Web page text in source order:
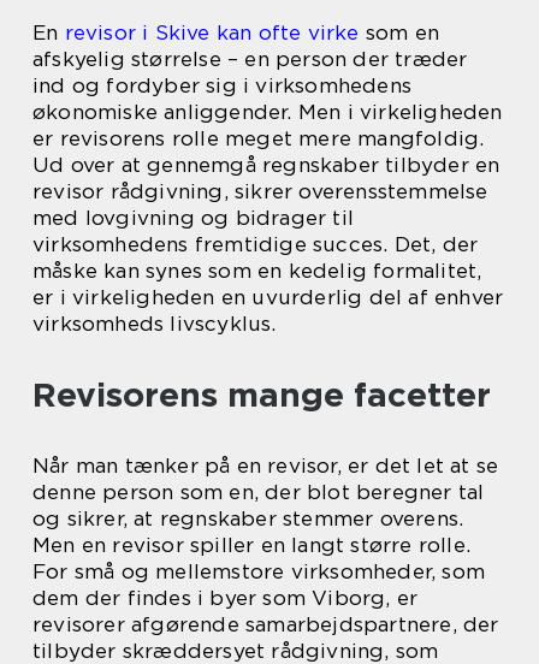
En revisor i Skive kan ofte virke som en
afskyelig størrelse – en person der træder
ind og fordyber sig i virksomhedens
økonomiske anliggender. Men i virkeligheden
er revisorens rolle meget mere mangfoldig.
Ud over at gennemgå regnskaber tilbyder en
revisor rådgivning, sikrer overensstemmelse
med lovgivning og bidrager til
virksomhedens fremtidige succes. Det, der
måske kan synes som en kedelig formalitet,
er i virkeligheden en uvurderlig del af enhver
virksomheds livscyklus.
Revisorens mange facetter
Når man tænker på en revisor, er det let at se
denne person som en, der blot beregner tal
og sikrer, at regnskaber stemmer overens.
Men en revisor spiller en langt større rolle.
For små og mellemstore virksomheder, som
dem der findes i byer som Viborg, er
revisorer afgørende samarbejdspartnere, der
tilbyder skræddersyet rådgivning, som